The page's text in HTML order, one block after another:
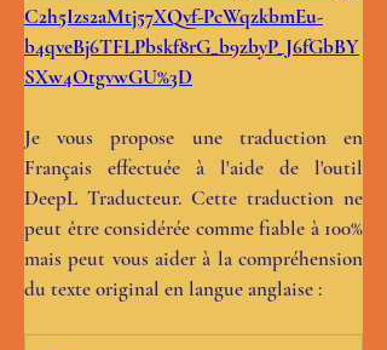
C2h5Izs2aMtj57XQvf-PcWqzkbmEu-
b4qveBj6TFLPbskf8rG_b9zbyP_J6fGbBY
SXw4OtgvwGU%3D
Je vous propose une traduction en
Français effectuée à l'aide de l'outil
DeepL Traducteur. Cette traduction ne
peut être considérée comme fiable à 100%
mais peut vous aider à la compréhension
du texte original en langue anglaise :